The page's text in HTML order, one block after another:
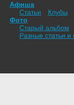
Афиша
Статьи
Клубы
Фото
Старый альбом
Разные статьи и